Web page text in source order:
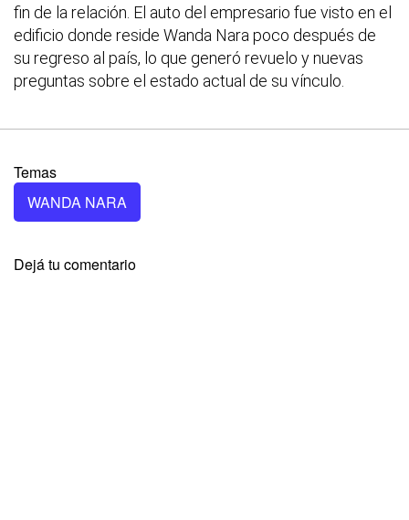
fin de la relación. El auto del empresario fue visto en el
edificio donde reside Wanda Nara poco después de
su regreso al país, lo que generó revuelo y nuevas
preguntas sobre el estado actual de su vínculo.
Temas
WANDA NARA
Dejá tu comentario